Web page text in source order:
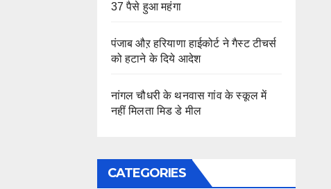
37 पैसे हुआ महंगा
पंजाब औऱ हरियाणा हाईकोर्ट ने गैस्ट टीचर्स
को हटाने के दिये आदेश
नांगल चौधरी के थनवास गांव के स्कूल में
नहीं मिलता मिड डे मील
CATEGORIES